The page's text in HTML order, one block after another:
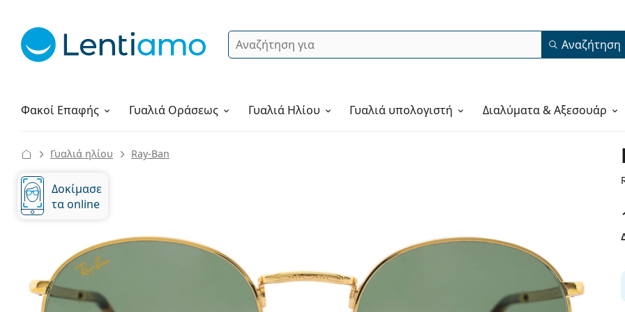
Αναζήτηση Αναζήτηση
Φακοί Επαφής
Υγρά φακών ΓυαλιάΟράσεως Γυαλιά Ηλίου Γυαλιά υπολογιστή Διαλύματα & Αξεσουάρ
Πώς να παραγγείλετε
Γυαλιά ηλίου Ray-Ban
Δοκίμασε
τα online